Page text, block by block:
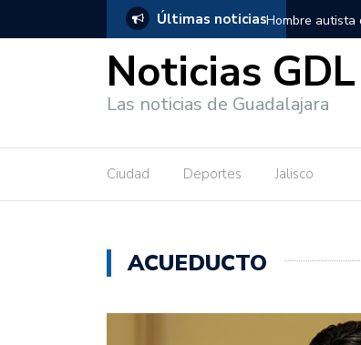
Últimas noticias
en Guadalajara, salió de los separos sin lesiones graves
Noticias GDL
Las noticias de Guadalajara
Ciudad Deportes Jalisco
ACUEDUCTO